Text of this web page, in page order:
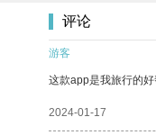
评论
游客
这款app是我旅行的好
2024-01-17